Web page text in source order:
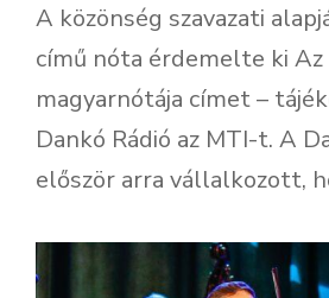
A közönség szavazati
című nóta érdemelte ki Az
magyarnótája címet –
Dankó Rádió az MTI-t. A
először arra vállalkozott,